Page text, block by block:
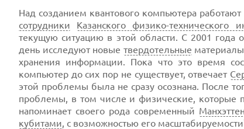
Над созданием квантового компьютера
сотрудники
Казанского физико-технического
текущую ситуацию в этой области. С 2001 года
день исследуют новые твердотельные
хранения информации. Пока что это время
компьютер до сих пор не существует, отвечает
этой проблемы была не сразу осознана. После
проблемы, в том числе и физические, которые
напоминает своего рода современный
кубитами, с возможностью его